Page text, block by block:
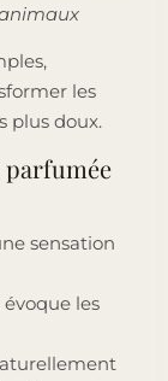
les
plus doux.
sensation
les